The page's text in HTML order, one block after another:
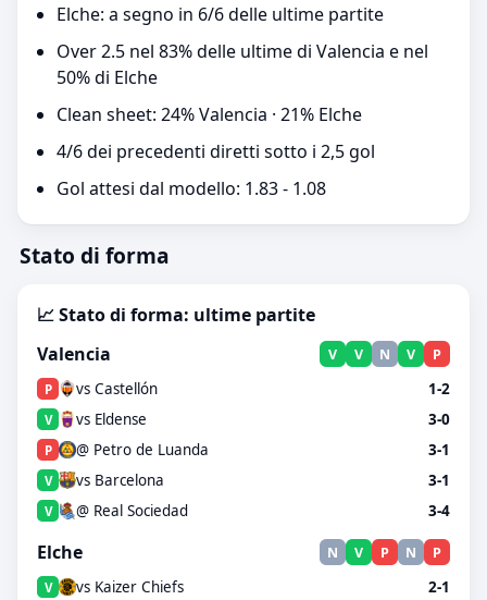
Elche: a segno in 6/6 delle ultime partite
Over 2.5 nel 83% delle ultime di Valencia e nel
50% di Elche
Clean sheet: 24% Valencia · 21% Elche
4/6 dei precedenti diretti sotto i 2,5 gol
Gol attesi dal modello: 1.83 - 1.08
Stato di forma
📈 Stato di forma: ultime partite
Valencia
V V N V P
P vs Castellón 1-2
V vs Eldense 3-0
P @ Petro de Luanda 3-1
V vs Barcelona 3-1
V @ Real Sociedad 3-4
Elche N V P N P
V vs Kaizer Chiefs 2-1